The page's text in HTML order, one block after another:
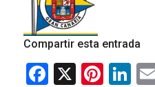
Compartir esta entrada